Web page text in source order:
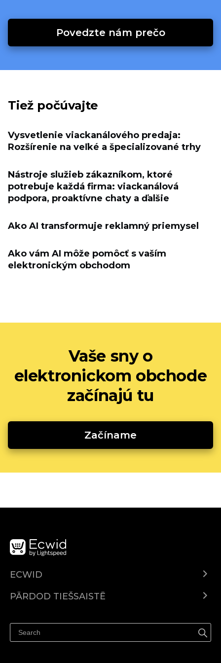
Povedzte nám prečo
Tiež počúvajte
Vysvetlenie viackanálového predaja:
Rozšírenie na veľké a špecializované trhy
Nástroje služieb zákazníkom, ktoré
potrebuje každá firma: viackanálová
podpora, proaktívne chaty a ďalšie
Ako AI transformuje reklamný priemysel
Ako vám AI môže pomôcť s vaším
elektronickým obchodom
Vaše sny o
elektronickom obchode
začínajú tu
Začíname
ECWID
Izcenojumi
PĀRDOD TIEŠSAISTĒ
Pārdod Facebook
Pārdod Instagram